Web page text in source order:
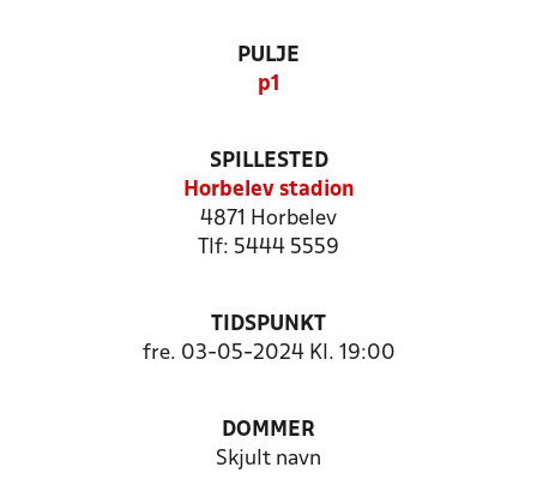
PULJE
p1
SPILLESTED
Horbelev stadion
4871 Horbelev
Tlf: 5444 5559
TIDSPUNKT
fre. 03-05-2024 Kl. 19:00
DOMMER
Skjult navn